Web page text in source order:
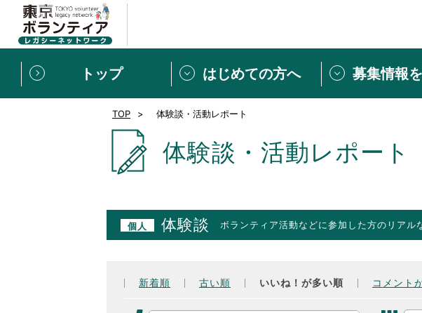
トップ はじめての方へ
新規登録 ボランティアをしたい方は「個人ユ
東京ボランティアレガシーネットワークと
募集情報
募集情報
[個人] 体験談
ボランティアの広場
新着記事一覧
TOP 体験談・活動レポート
体験談・活動レポート
個人 体験談 ボランティア活動などに参加した方のリアル
新着順 古い順 いいね！が多い順 コメント